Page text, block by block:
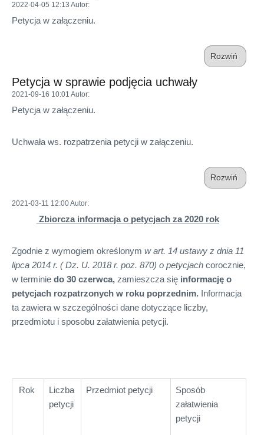
2022-04-05 12:13 Autor:
Petycja w załączeniu.
Rozwiń
Petycja w sprawie podjęcia uchwały
2021-09-16 10:01 Autor:
Petycja w załączeniu.
Uchwała ws. rozpatrzenia petycji w załączeniu.
Rozwiń
2021-03-11 12:00Autor:
Zbiorcza informacja o petycjach za 2020 rok
Zgodnie z wymogiem określonym w art. 14 ustawy z dnia 11
lipca 2014 r. ( Dz. U. 2018 r. poz. 870) o petycjach corocznie,
w terminie do 30 czerwca, zamieszcza się informację o
petycjach rozpatrzonych w roku poprzednim. Informacja
ta zawiera w szczególności dane dotyczące liczby,
przedmiotu i sposobu załatwienia petycji.
Rok
Liczba
petycji
Przedmiot petycji
Sposób
załatwienia
petycji